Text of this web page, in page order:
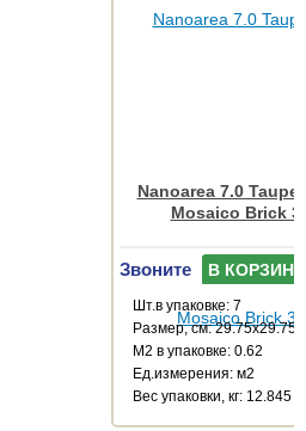
Nanoarea 7.0 Taupe
Mosaico Brick
Звоните В КОРЗИНУ
Шт.в упаковке: 7
Размер, см: 29.75x29.75
М2 в упаковке: 0.62
Ед.измерения: м2
Веc упаковки, кг: 12.845